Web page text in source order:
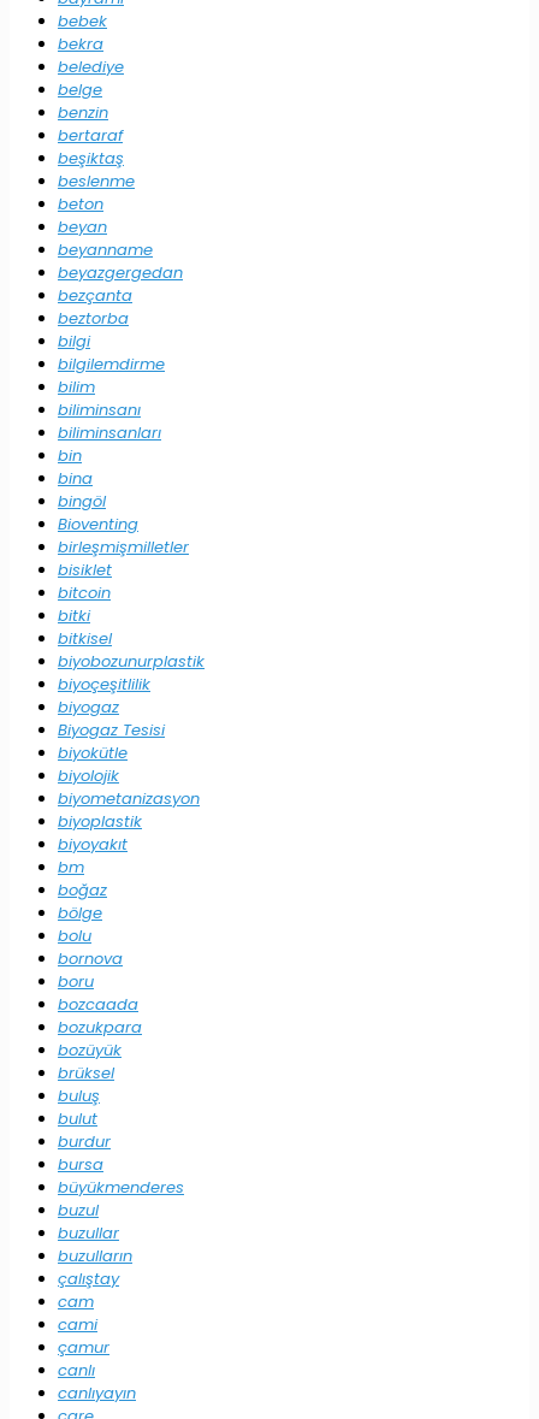
bebek
bekra
belediye
belge
benzin
bertaraf
beşiktaş
beslenme
beton
beyan
beyanname
beyazgergedan
bezçanta
beztorba
bilgi
bilgilemdirme
bilim
biliminsanı
biliminsanları
bin
bina
bingöl
Bioventing
birleşmişmilletler
bisiklet
bitcoin
bitki
bitkisel
biyobozunurplastik
biyoçeşitlilik
biyogaz
Biyogaz Tesisi
biyokütle
biyolojik
biyometanizasyon
biyoplastik
biyoyakıt
bm
boğaz
bölge
bolu
bornova
boru
bozcaada
bozukpara
bozüyük
brüksel
buluş
bulut
burdur
bursa
büyükmenderes
buzul
buzullar
buzulların
çalıştay
cam
cami
çamur
canlı
canlıyayın